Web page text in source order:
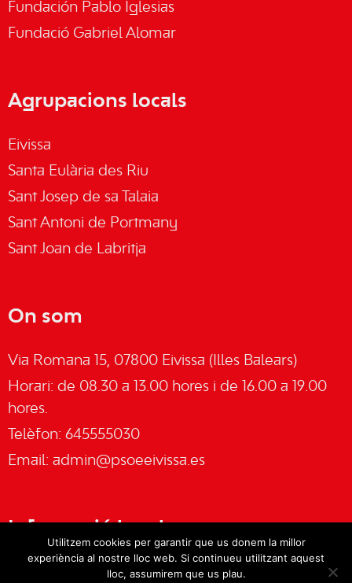
Fundación Pablo Iglesias
Fundació Gabriel Alomar
Agrupacions locals
Eivissa
Santa Eulària des Riu
Sant Josep de sa Talaia
Sant Antoni de Portmany
Sant Joan de Labritja
On som
Via Romana 15, 07800 Eivissa (Illes Balears)
Horari: de 08.30 a 13.00 hores i de 16.00 a 19.00
hores.
Telèfon: 645555030
Email: admin@psoeeivissa.es
Informació legal
Utilitzem cookies per garantir que us donem la millor
experiència al nostre lloc web. Si continueu utilitzant aquest
lloc, assumirem que us plau.